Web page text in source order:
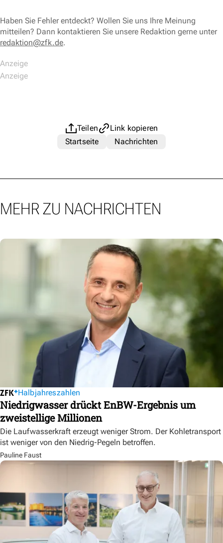
Haben Sie Fehler entdeckt? Wollen Sie uns Ihre Meinung
mitteilen? Dann kontaktieren Sie unsere Redaktion gerne unter
redaktion@zfk.de.
Teilen
Link kopieren
Startseite
Nachrichten
MEHR ZU NACHRICHTEN
Halbjahreszahlen
Niedrigwasser drückt EnBW-Ergebnis um
zweistellige Millionen
Die Laufwasserkraft erzeugt weniger Strom. Der Kohletransport
ist weniger von den Niedrig-Pegeln betroffen.
Pauline Faust